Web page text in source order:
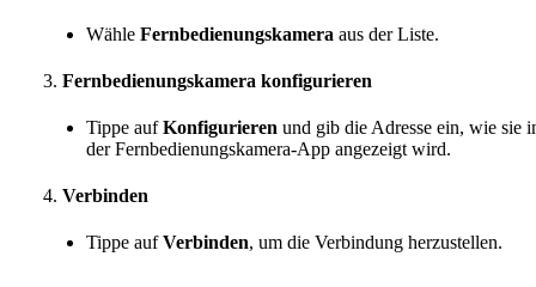
Wähle Fernbedienungskamera aus der Liste.
Fernbedienungskamera konfigurieren
Tippe aufKonfigurieren und gib die Adresse ein, wie sie
der Fernbedienungskamera-App angezeigt wird.
Verbinden
Tippe aufVerbinden, um die Verbindung herzustellen.